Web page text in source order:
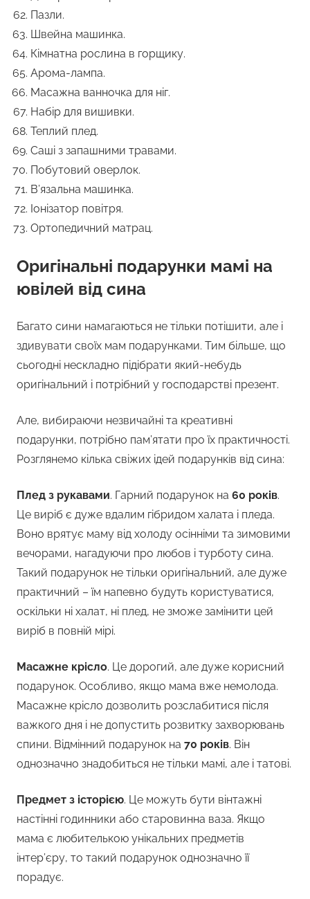
Пазли.
Швейна машинка.
Кімнатна рослина в горщику.
Арома-лампа.
Масажна ванночка для ніг.
Набір для вишивки.
Теплий плед.
Саші з запашними травами.
Побутовий оверлок.
В’язальна машинка.
Іонізатор повітря.
Ортопедичний матрац.
Оригінальні подарунки мамі на
ювілей від сина
Багато сини намагаються не тільки потішити, але і
здивувати своїх мам подарунками. Тим більше, що
сьогодні нескладно підібрати який-небудь
оригінальний і потрібний у господарстві презент.
Але, вибираючи незвичайні та креативні
подарунки, потрібно пам’ятати про їх практичності.
Розглянемо кілька свіжих ідей подарунків від сина:
Плед з рукавами. Гарний подарунок на 60 років.
Це виріб є дуже вдалим гібридом халата і пледа.
Воно врятує маму від холоду осінніми та зимовими
вечорами, нагадуючи про любов і турботу сина.
Такий подарунок не тільки оригінальний, але дуже
практичний – їм напевно будуть користуватися,
оскільки ні халат, ні плед, не зможе замінити цей
виріб в повній мірі.
Масажне крісло. Це дорогий, але дуже корисний
подарунок. Особливо, якщо мама вже немолода.
Масажне крісло дозволить розслабитися після
важкого дня і не допустить розвитку захворювань
спини. Відмінний подарунок на 70 років. Він
однозначно знадобиться не тільки мамі, але і татові.
Предмет з історією. Це можуть бути вінтажні
настінні годинники або старовинна ваза. Якщо
мама є любителькою унікальних предметів
інтер’єру, то такий подарунок однозначно її
порадує.